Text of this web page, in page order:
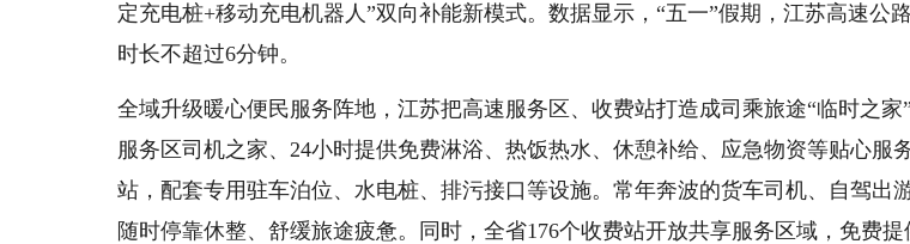
定充电桩+移动充电机器人”双向补能新模式。数据显示，“五一”假期，江苏高速公
时长不超过6分钟。
全域升级暖心便民服务阵地，江苏把高速服务区、收费站打造成司乘旅途“临时之家
服务区司机之家、24小时提供免费淋浴、热饭热水、休憩补给、应急物资等贴心服
站，配套专用驻车泊位、水电桩、排污接口等设施。常年奔波的货车司机、自驾出
随时停靠休整、舒缓旅途疲惫。同时，全省176个收费站开放共享服务区域，免费